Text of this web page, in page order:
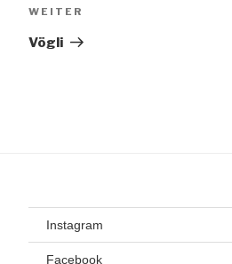
Nächster
WEITER
Vögli
Instagram
Facebook